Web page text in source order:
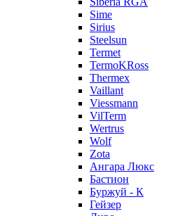
Sime
Sirius
Steelsun
Termet
TermoKRoss
Thermex
Vaillant
Viessmann
VilTerm
Wertrus
Wolf
Zota
Ангара Люкс
Бастион
Буржуй - К
Гейзер